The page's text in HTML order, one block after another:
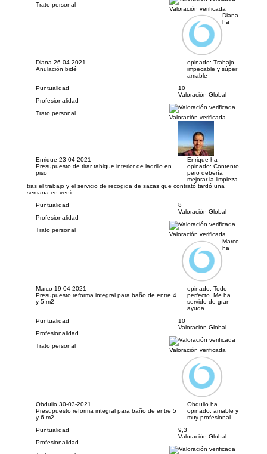
Trato personal
Valoración verificada
Diana 26-04-2021
Anulación bidé
Diana
ha
opinado: Trabajo
impecable y súper
amable
Puntualidad
Profesionalidad
Trato personal
10
Valoración Global
Valoración verificada
Enrique 23-04-2021
Presupuesto de tirar tabique interior de ladrillo en
piso
Enrique ha
opinado: Contento
pero debería
mejorar la limpieza
tras el trabajo y el servicio de recogida de sacas que contrató tardó una
semana en venir
Puntualidad
Profesionalidad
Trato personal
8
Valoración Global
Valoración verificada
Marco 19-04-2021
Presupuesto reforma integral para baño de entre 4
y 5 m2
Marco
ha
opinado: Todo
perfecto. Me ha
servido de gran
ayuda.
Puntualidad
Profesionalidad
Trato personal
10
Valoración Global
Valoración verificada
Obdulio 30-03-2021
Presupuesto reforma integral para baño de entre 5
y 6 m2
Obdulio ha
opinado: amable y
muy profesional
Puntualidad
Profesionalidad
9,3
Valoración Global